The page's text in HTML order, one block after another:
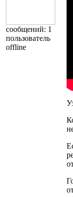
cообщений: 1
пользователь
offline